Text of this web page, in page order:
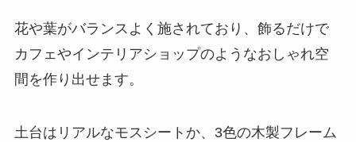
花や葉がバランスよく施されており、飾るだけで
カフェやインテリアショップのようなおしゃれ空
間を作り出せます。
土台はリアルなモスシートか、3色の木製フレーム